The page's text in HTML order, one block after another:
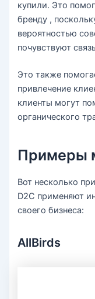
купили. Это
бренду ,
вероятностью
почувствуют
Это также
привлечение
клиенты могут
органического
Примеры
Вот несколько
D2C применяют
своего бизнеса:
AllBirds